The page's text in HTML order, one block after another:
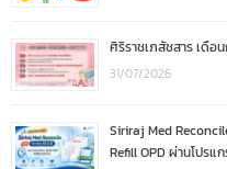
ศิริราชเภสัชสาร เดือ
31/07/2026
Siriraj Med
Refill OPD ผ่านโปรแ